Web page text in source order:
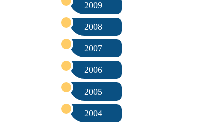
2004
2005
2006
2007
2008
2009